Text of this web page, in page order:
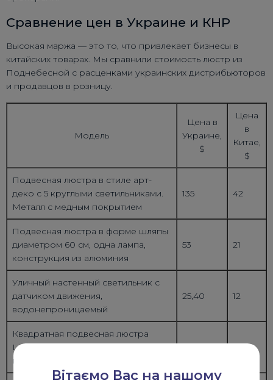
Вітаємо Вас на нашому
Сравнение цен в Украине и КНР
Высокая маржа — это то, что привлекает бизнесы в
китайских товарах. Мы сравнили стоимость люстр из
Поднебесной с расценками украинских дистрибьюторов
и продавцов в розницу.
Модель
Цена в
Украине,
$
Цена
в
Китае,
$
Подвесная люстра в стиле арт-
деко с 5 круглыми светильниками.
Металл с медным покрытием
135 42
Подвесная люстра в форме шляпы
диаметром 60 см, одна лампа,
конструкция из алюминия
53 21
Уличный настенный светильник с
датчиком движения,
водонепроницаемый
25,40 12
Квадратная подвесная люстра
LED, управление пультом и через
приложение
34 14